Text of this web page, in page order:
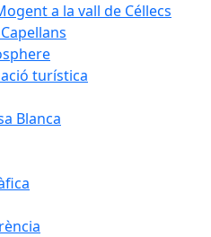
a la vall de Céllecs
turística
Blanca